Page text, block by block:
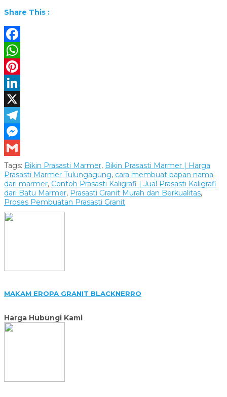
Share This :
Facebook
WhatsApp
Pinterest
LinkedIn
X
Telegram
Messenger
Gmail
Tags: Bikin Prasasti Marmer, Bikin Prasasti Marmer | Harga
Prasasti Marmer Tulungagung, cara membuat papan nama
dari marmer, Contoh Prasasti Kaligrafi | Jual Prasasti Kaligrafi
dari Batu Marmer, Prasasti Granit Murah dan Berkualitas,
Proses Pembuatan Prasasti Granit
MAKAM EROPA GRANIT BLACKNERRO
Harga Hubungi Kami